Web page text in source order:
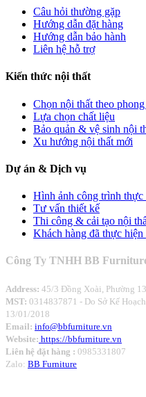
Câu hỏi thường gặp
Hướng dẫn đặt hàng
Hướng dẫn bảo hành
Liên hệ hỗ trợ
Kiến thức nội thất
Chọn nội thất theo phong
Lựa chọn chất liệu
Bảo quản & vệ sinh nội
Xu hướng nội thất mới
Dự án & Dịch vụ
Hình ảnh công trình thực
Tư vấn thiết kế
Thi công & cải tạo nội
Khách hàng đã thực hiện
Công Ty TNHH BB
Address: 45/3 Đồng Xoài, Phường
MST: 0314837871 - Do Sở Kế
13/01/2018
Email: info@bbfurniture.vn
Website: https://bbfurniture.vn
Liên hệ đặt hàng : 0985331807
Zalo: BB Furniture